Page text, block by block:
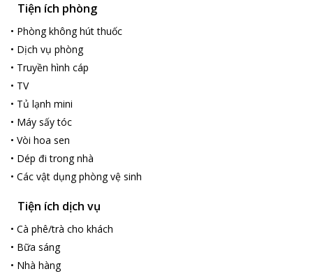
Tiện ích phòng
• Phòng không hút thuốc
• Dịch vụ phòng
• Truyền hình cáp
• TV
• Tủ lạnh mini
• Máy sấy tóc
• Vòi hoa sen
• Dép đi trong nhà
• Các vật dụng phòng vệ sinh
Tiện ích dịch vụ
• Cà phê/trà cho khách
• Bữa sáng
• Nhà hàng